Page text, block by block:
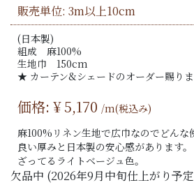
販売単位: 3m以上10cm
(日本製)
組成 麻100%
生地巾 150cm
★ カーテン&シェードのオーダー賜りま
価格: ¥5,170 /m(税込み)
麻100%リネン生地で広巾なのでどん
良い厚みと日本製の安心感があります
ざってるライトベージュ色。
欠品中 (2026年9月中旬仕上がり予